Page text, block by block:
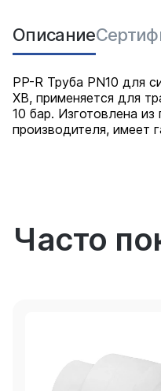
Описание
PP-R Труба PN10 для
ХВ, применяется для
10 бар. Изготовлена
производителя, имеет
Часто